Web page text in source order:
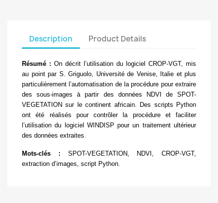
Description Product Details
Résumé : On décrit l’utilisation du logiciel CROP-VGT, mis
au point par S. Griguolo, Université de Venise, Italie et plus
particulièrement l’automatisation de la procédure pour extraire
des sous-images à partir des données NDVI de SPOT-
VEGETATION sur le continent africain. Des scripts Python
ont été réalisés pour contrôler la procédure et faciliter
l’utilisation du logiciel WINDISP pour un traitement ultérieur
des données extraites.
Mots-clés : SPOT-VEGETATION, NDVI, CROP-VGT,
extraction d’images, script Python.